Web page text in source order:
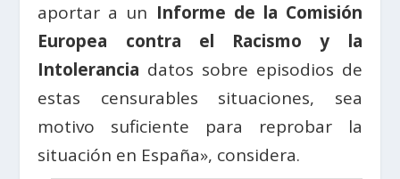
aportar a un Informe de la Comisión
Europea contra el Racismo y la
Intolerancia datos sobre episodios de
estas censurables situaciones, sea
motivo suficiente para reprobar la
situación en España», considera.